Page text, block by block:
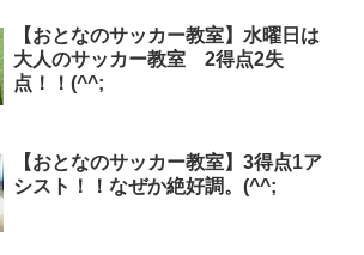
【おとなのサッカー教室】水曜日は
大人のサッカー教室 2得点2失
点！！(^^;
【おとなのサッカー教室】3得点1ア
シスト！！なぜか絶好調。(^^;